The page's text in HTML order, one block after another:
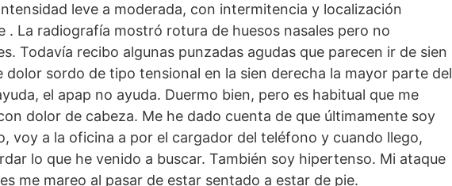
leve a moderada, con intermitencia y localización
. La radiografía mostró rotura de huesos nasales pero no
Todavía recibo algunas punzadas agudas que parecen ir de sien
dolor sordo de tipo tensional en la sien derecha la mayor parte del
el apap no ayuda. Duermo bien, pero es habitual que me
dolor de cabeza. Me he dado cuenta de que últimamente soy
voy a la oficina a por el cargador del teléfono y cuando llego,
lo que he venido a buscar. También soy hipertenso. Mi ataque
me mareo al pasar de estar sentado a estar de pie.